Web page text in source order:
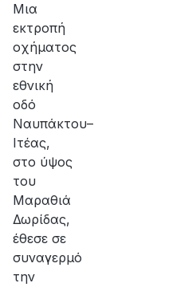
της
βλάβης
Μια
εκτροπή
οχήματος
στην
εθνική
οδό
Ναυπάκτου–
Ιτέας,
στο ύψος
του
Μαραθιά
Δωρίδας,
έθεσε σε
συναγερμό
την